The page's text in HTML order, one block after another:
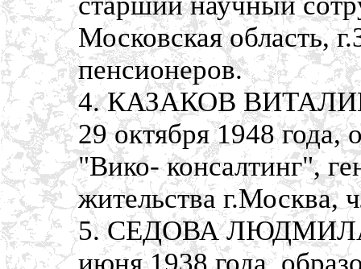
Московская область,
пенсионеров.
4. КАЗАКОВ
29 октября 1948 года,
"Вико- консалтинг",
жительства г.Москва,
5. СЕДОВА ЛЮДМИЛА
июня 1938 года,